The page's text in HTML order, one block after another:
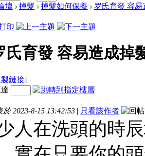
壇 › 掉髮 › 掉髮如何保養 › 罗氏育發 容
氏育發 容易造成掉
鏈接]
於 2023-8-15 13:42:53 | 只看該作者
人在洗頭的時